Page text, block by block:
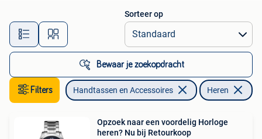
Alle afstanden…
Sorteer op
Bewaar je zoekopdracht
Filters Handtassen en Accessoires Heren
Opzoek naar een voordelig Horloge
heren? Nu bij Retourkoop